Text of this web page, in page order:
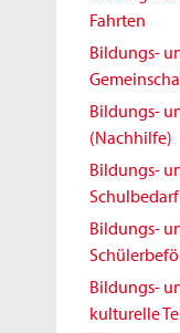
Fahrten
Bildungs-
Bildungs-
(Nachhilfe)
Bildungs-
Schulbedarf
Bildungs-
Bildungs-
kulturelle